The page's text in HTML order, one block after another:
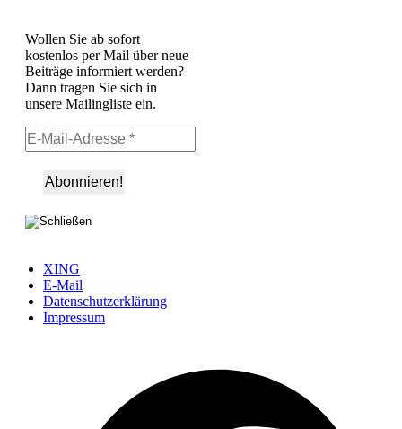
Wollen Sie ab sofort
kostenlos per Mail über neue
Beiträge informiert werden?
Dann tragen Sie sich in
unsere Mailingliste ein.
XING
E-Mail
Datenschutzerklärung
Impressum